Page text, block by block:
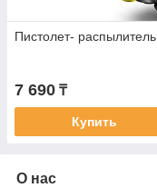
Пистолет- распылитель
7 690 ₸
Купить
О нас